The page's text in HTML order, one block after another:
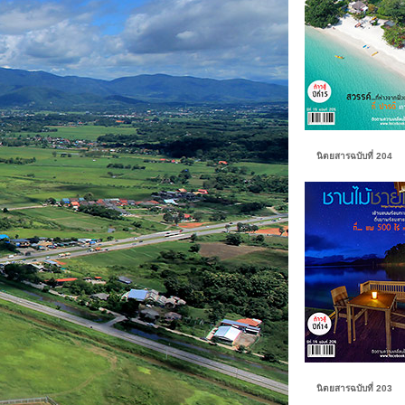
นิตยสารฉบับที่ 204
นิตยสารฉบับที่ 203